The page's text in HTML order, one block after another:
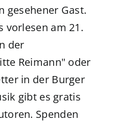
gesehener Gast.
vorlesen am 21.
der
Reimann" oder
in der Burger
gibt es gratis
Spenden